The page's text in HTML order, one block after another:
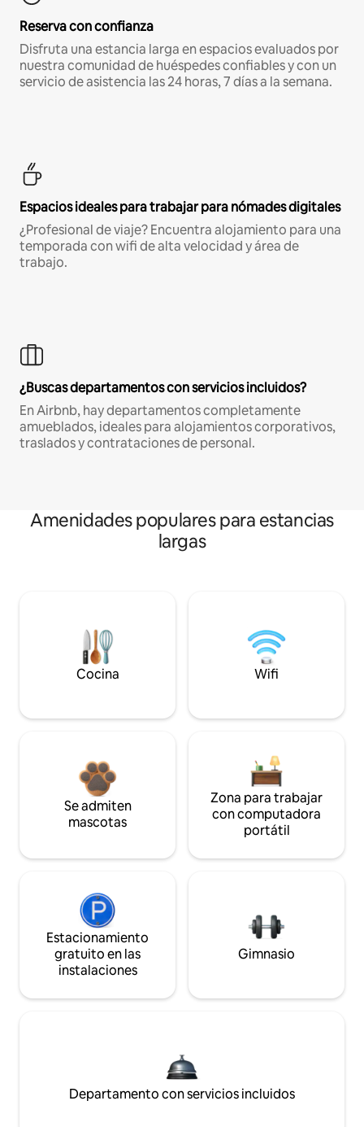
Reserva con confianza
Disfruta una estancia larga en espacios evaluados por
nuestra comunidad de huéspedes confiables y con un
servicio de asistencia las 24 horas, 7 días a la semana.
Espacios ideales para trabajar para nómades digitales
¿Profesional de viaje? Encuentra alojamiento para una
temporada con wifi de alta velocidad y área de
trabajo.
¿Buscas departamentos con servicios incluidos?
En Airbnb, hay departamentos completamente
amueblados, ideales para alojamientos corporativos,
traslados y contrataciones de personal.
Amenidades populares para estancias
largas
Cocina Wifi
Se admiten
mascotas
Zona para trabajar
con computadora
portátil
Estacionamiento
gratuito en las
instalaciones
Gimnasio
Departamento con servicios incluidos